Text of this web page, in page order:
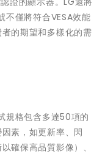
僅將符合VESA效能
的期望和多樣化的需
格包含多達50項的
素，如更新率、閃
確保高品質影像）、